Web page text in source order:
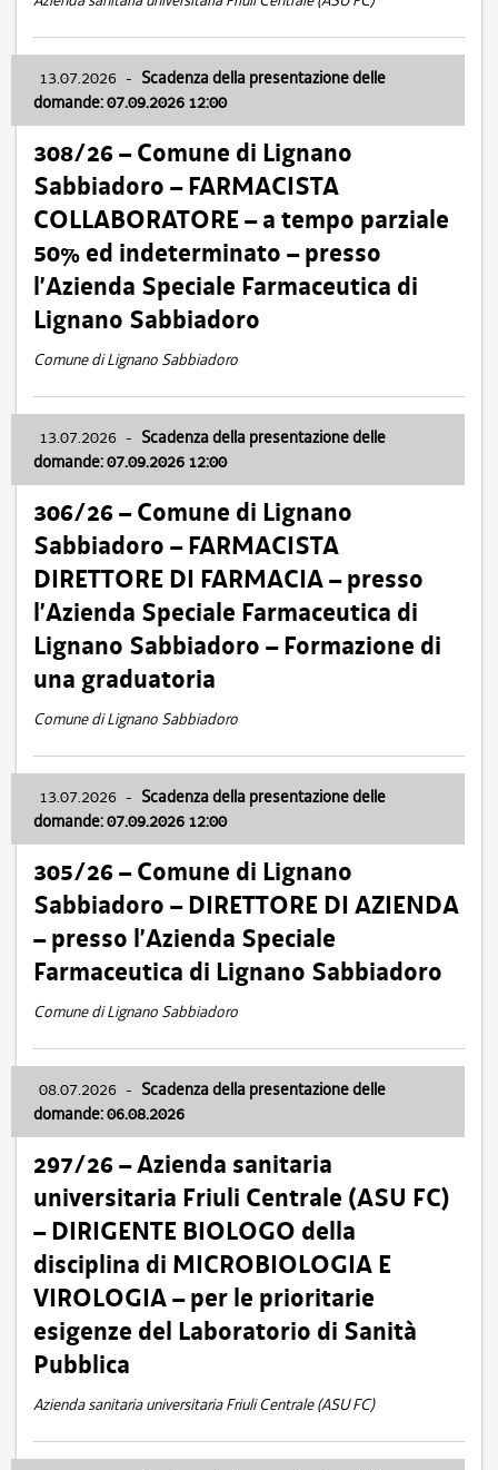
13.07.2026 - Scadenza della presentazione delle
domande: 07.09.2026 12:00
308/26 – Comune di Lignano
Sabbiadoro – FARMACISTA
COLLABORATORE – a tempo parziale
50% ed indeterminato – presso
l’Azienda Speciale Farmaceutica di
Lignano Sabbiadoro
Comune di Lignano Sabbiadoro
13.07.2026 - Scadenza della presentazione delle
domande: 07.09.2026 12:00
306/26 – Comune di Lignano
Sabbiadoro – FARMACISTA
DIRETTORE DI FARMACIA – presso
l’Azienda Speciale Farmaceutica di
Lignano Sabbiadoro – Formazione di
una graduatoria
Comune di Lignano Sabbiadoro
13.07.2026 - Scadenza della presentazione delle
domande: 07.09.2026 12:00
305/26 – Comune di Lignano
Sabbiadoro – DIRETTORE DI AZIENDA
– presso l’Azienda Speciale
Farmaceutica di Lignano Sabbiadoro
Comune di Lignano Sabbiadoro
08.07.2026 - Scadenza della presentazione delle
domande: 06.08.2026
297/26 – Azienda sanitaria
universitaria Friuli Centrale (ASU FC)
– DIRIGENTE BIOLOGO della
disciplina di MICROBIOLOGIA E
VIROLOGIA – per le prioritarie
esigenze del Laboratorio di Sanità
Pubblica
Azienda sanitaria universitaria Friuli Centrale (ASU FC)